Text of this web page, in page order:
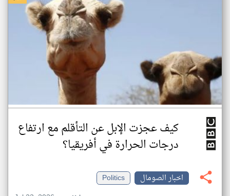
كيف عجزت الإبل عن التأقلم مع ارتفاع
درجات الحرارة في أفريقيا؟
اخبار الصومال
Politics